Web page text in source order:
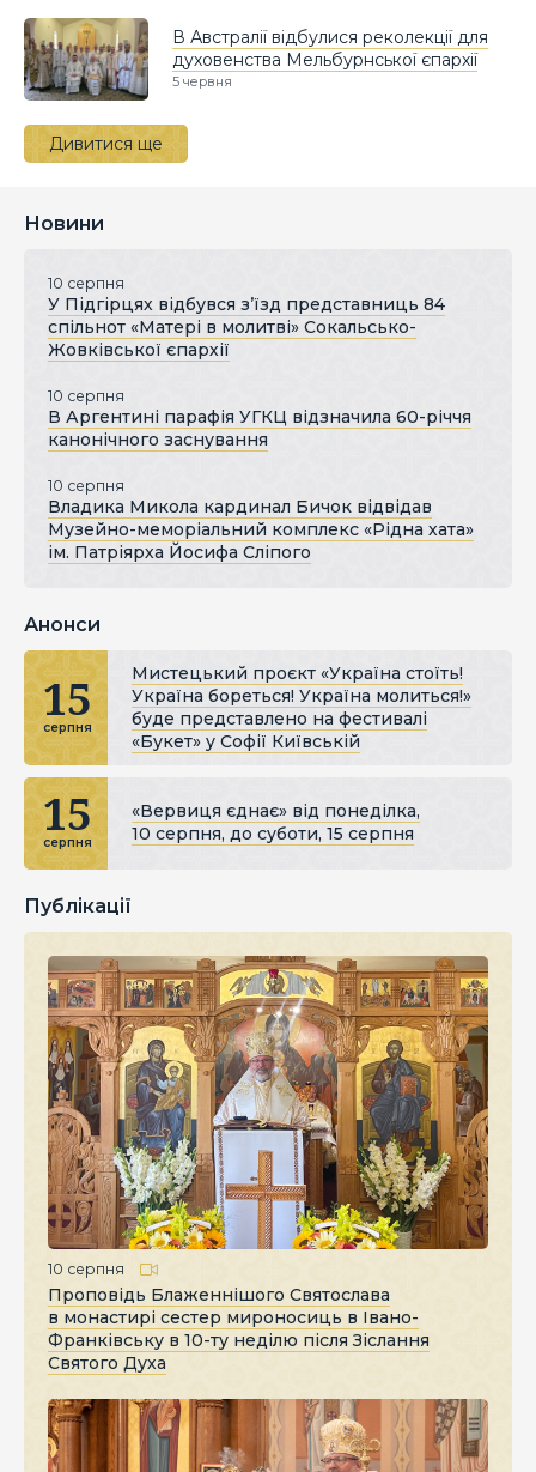
В Австралії відбулися реколекції для
духовенства Мельбурнської єпархії
5 червня
Дивитися ще
Новини
10 серпня
У Підгірцях відбувся з’їзд представниць 84
спільнот «Матері в молитві» Сокальсько-
Жовківської єпархії
10 серпня
В Аргентині парафія УГКЦ відзначила 60-річчя
канонічного заснування
10 серпня
Владика Микола кардинал Бичок відвідав
Музейно-меморіальний комплекс «Рідна хата»
ім. Патріярха Йосифа Сліпого
Анонси
15
серпня
Мистецький проєкт «Україна стоїть!
Україна бореться! Україна молиться!»
буде представлено на фестивалі
«Букет» у Софії Київській
15
серпня
«Вервиця єднає» від понеділка,
10 серпня, до суботи, 15 серпня
Публікації
10 серпня
Проповідь Блаженнішого Святослава
в монастирі сестер мироносиць в Івано-
Франківську в 10-ту неділю після Зіслання
Святого Духа